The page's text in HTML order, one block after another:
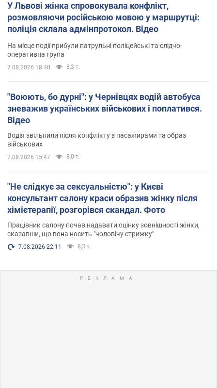
У Львові жінка спровокувала конфлікт,
розмовляючи російською мовою у маршрутці:
поліція склала адмінпротокол. Відео
На місце події прибули патрульні поліцейські та слідчо-
оперативна група
7.08.2026 18:40 8,3 т.
"Воюють, бо дурні": у Чернівцях водій автобуса
зневажив українських військових і поплатився.
Відео
Водія звільнили після конфлікту з пасажирами та образ
військових
7.08.2026 15:47 8,0 т.
"Не слідкує за сексуальністю": у Києві
консультант салону краси образив жінку після
хімієтерапії, розгорівся скандал. Фото
Працівник салону почав надавати оцінку зовнішності жінки,
сказавши, що вона носить "чоловічу стрижку"
7.08.2026 22:11 8,3 т.